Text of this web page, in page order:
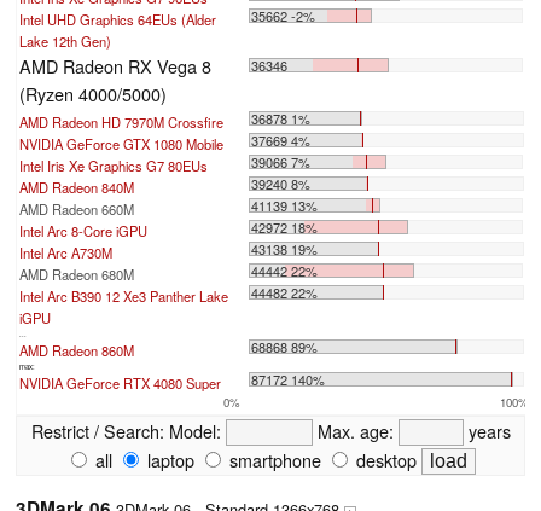
Intel UHD Graphics 64EUs (Alder
Lake 12th Gen)
35662 -2%
AMD Radeon RX Vega 8
(Ryzen 4000/5000)
36346
AMD Radeon HD 7970M Crossfire
36878 1%
NVIDIA GeForce GTX 1080 Mobile
37669 4%
Intel Iris Xe Graphics G7 80EUs
39066 7%
AMD Radeon 840M
39240 8%
AMD Radeon 660M
41139 13%
Intel Arc 8-Core iGPU
42972 18%
Intel Arc A730M
43138 19%
AMD Radeon 680M
44442 22%
Intel Arc B390 12 Xe3 Panther Lake
iGPU
44482 22%
...
AMD Radeon 860M 68868 89%
max:
NVIDIA GeForce RTX 4080 Super 87172 140%
0% 100%
Restrict / Search: Model: Max. age:
years
all
laptop smartphone desktop